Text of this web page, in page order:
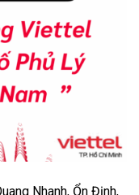
Nhanh, Ổn Định,